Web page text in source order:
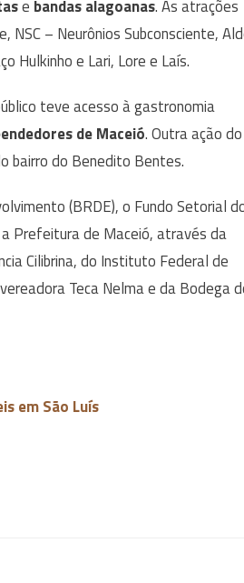
e bandas alagoanas. As atrações
– Neurônios Subconsciente,
Hulkinho e Lari, Lore e Laís.
teve acesso à gastronomia
de Maceió. Outra ação do
bairro do Benedito Bentes.
(BRDE), o Fundo Setorial
a Prefeitura de Maceió, através da
Cilibrina, do Instituto Federal de
Teca Nelma e da Bodega
em São Luís